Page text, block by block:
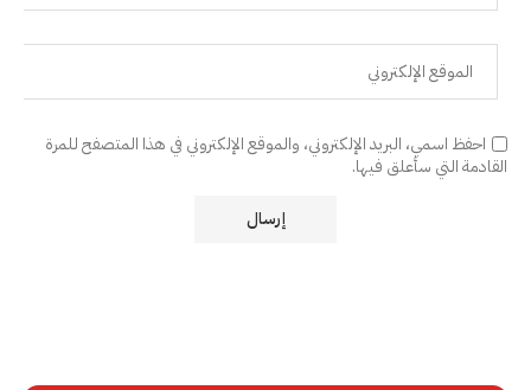
احفظ اسمي، البريد الإلكتروني، والموقع الإلكتروني في هذا المتصفح للمرة
القادمة التي سأعلق فيها.